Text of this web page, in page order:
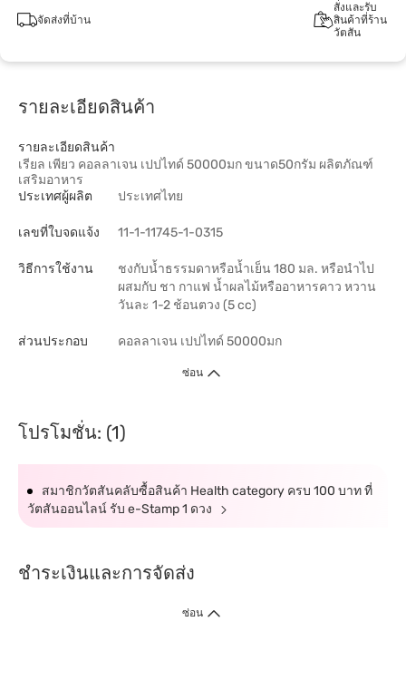
จัดส่งที่บ้าน
สั่งและรับ
สินค้าที่ร้าน
วัตสัน
รายละเอียดสินค้า
รายละเอียดสินค้า
เรียล เพียว คอลลาเจน เปปไทด์ 50000มก ขนาด50กรัม ผลิตภัณฑ์
เสริมอาหาร
ประเทศผู้ผลิต
ประเทศไทย
เลขที่ใบจดแจ้ง 11-1-11745-1-0315
วิธีการใช้งาน
ชงกับน้ำธรรมดาหรือน้ำเย็น 180 มล. หรือนำไป
ผสมกับ ชา กาแฟ น้ำผลไม้หรืออาหารคาว หวาน
วันละ 1-2 ช้อนตวง (5 cc)
ส่วนประกอบ คอลลาเจน เปปไทด์ 50000มก
ซ่อน
โปรโมชั่น: (1)
สมาชิกวัตสันคลับซื้อสินค้า Health category ครบ 100 บาท ที่
วัตสันออนไลน์ รับ e-Stamp 1 ดวง
ชำระเงินและการจัดส่ง
ซ่อน